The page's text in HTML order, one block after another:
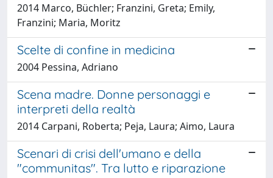
2014 Marco, Büchler; Franzini, Greta; Emily,
Franzini; Maria, Moritz
Scelte di confine in medicina
2004 Pessina, Adriano
Scena madre. Donne personaggi e
interpreti della realtà
2014 Carpani, Roberta; Peja, Laura; Aimo, Laura
Scenari di crisi dell'umano e della
"communitas". Tra lutto e riparazione